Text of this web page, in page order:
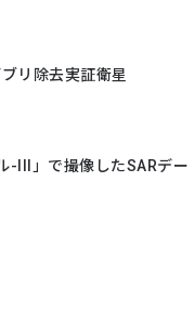
リ除去実証衛星
-III」で撮像したSARデー